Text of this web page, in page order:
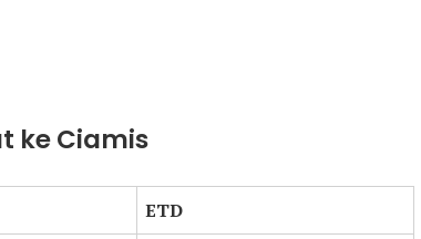
ke Ciamis
ETD